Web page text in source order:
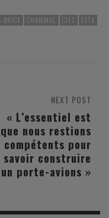
BRICY CHAMMAL CIET
ESTA
NEXT POST
« L’essentiel est
que nous restions
compétents pour
savoir construire
un porte-avions »